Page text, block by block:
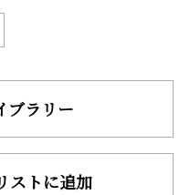
ブラリー
ストに追加